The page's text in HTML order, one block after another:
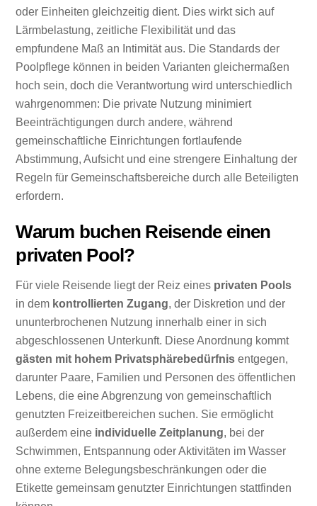
oder Einheiten gleichzeitig dient. Dies wirkt sich auf
Lärmbelastung, zeitliche Flexibilität und das
empfundene Maß an Intimität aus. Die Standards der
Poolpflege können in beiden Varianten gleichermaßen
hoch sein, doch die Verantwortung wird unterschiedlich
wahrgenommen: Die private Nutzung minimiert
Beeinträchtigungen durch andere, während
gemeinschaftliche Einrichtungen fortlaufende
Abstimmung, Aufsicht und eine strengere Einhaltung der
Regeln für Gemeinschaftsbereiche durch alle Beteiligten
erfordern.
Warum buchen Reisende einen
privaten Pool?
Für viele Reisende liegt der Reiz eines privaten Pools
in dem kontrollierten Zugang, der Diskretion und der
ununterbrochenen Nutzung innerhalb einer in sich
abgeschlossenen Unterkunft. Diese Anordnung kommt
gästen mit hohem Privatsphärebedürfnis entgegen,
darunter Paare, Familien und Personen des öffentlichen
Lebens, die eine Abgrenzung von gemeinschaftlich
genutzten Freizeitbereichen suchen. Sie ermöglicht
außerdem eine individuelle Zeitplanung, bei der
Schwimmen, Entspannung oder Aktivitäten im Wasser
ohne externe Belegungsbeschränkungen oder die
Etikette gemeinsam genutzter Einrichtungen stattfinden